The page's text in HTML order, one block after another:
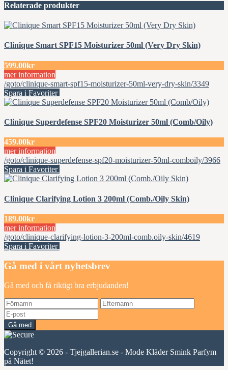
Relaterade produkter
Clinique Smart SPF15 Moisturizer 50ml (Very Dry Skin)
599.00kr
mer information
/goto/clinique-smart-spf15-moisturizer-50ml-very-dry-skin/3349
Spara i Favoriter
Clinique Superdefense SPF20 Moisturizer 50ml (Comb/Oily)
459.00kr
mer information
/goto/clinique-superdefense-spf20-moisturizer-50ml-comboily/3966
Spara i Favoriter
Clinique Clarifying Lotion 3 200ml (Comb./Oily Skin)
189.00kr
mer information
/goto/clinique-clarifying-lotion-3-200ml-comb.oily-skin/4619
Spara i Favoriter
Gå med i vårt nyhetsbrev
Gå med och få riktigt bra erbjudanden!
Gå med
Copyright © 2026 - Tjejgallerian.se - Mode Kläder Smink Parfym
på Nätet!